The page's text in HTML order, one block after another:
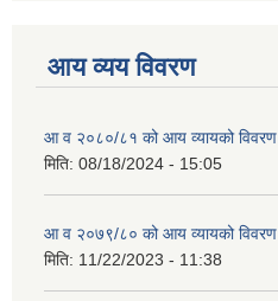
आय व्यय विवरण
आ व २०८०/८१ को आय व्यायको विवरण
मिति: 08/18/2024 - 15:05
आ व २०७९/८० को आय व्यायको विवरण
मिति: 11/22/2023 - 11:38